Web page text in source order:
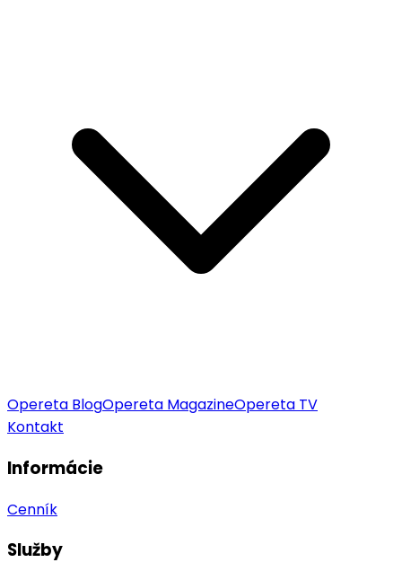
Opereta BlogOpereta MagazineOpereta TV
Kontakt
Informácie
Cenník
Služby